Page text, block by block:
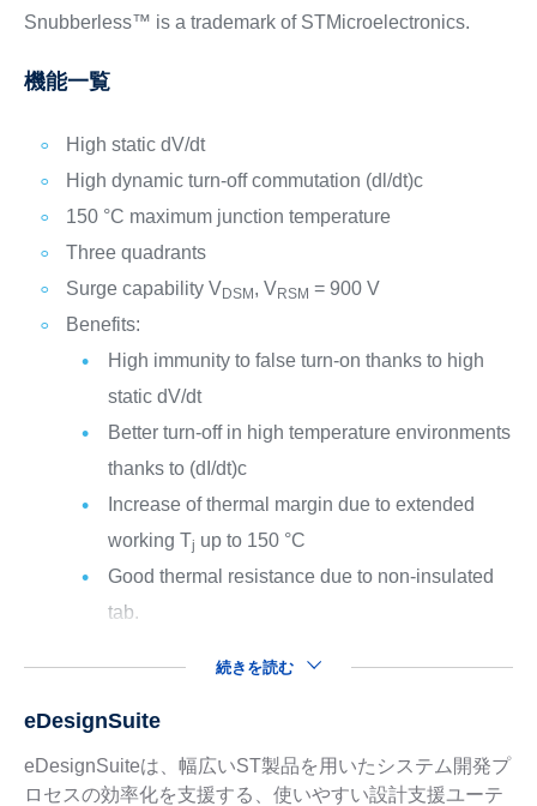
Snubberless™ is a trademark of STMicroelectronics.
機能一覧
High static dV/dt
High dynamic turn-off commutation (dl/dt)c
150 °C maximum junction temperature
Three quadrants
Surge capability VDSM , VRSM = 900 V
Benefits:
High immunity to false turn-on thanks to high
static dV/dt
Better turn-off in high temperature environments
thanks to (dI/dt)c
Increase of thermal margin due to extended
working Tj up to 150 °C
Good thermal resistance due to non-insulated
tab.
続きを読む
eDesignSuite
eDesignSuiteは、幅広いST製品を用いたシステム開発プ
ロセスの効率化を支援する、使いやすい設計支援ユーテ